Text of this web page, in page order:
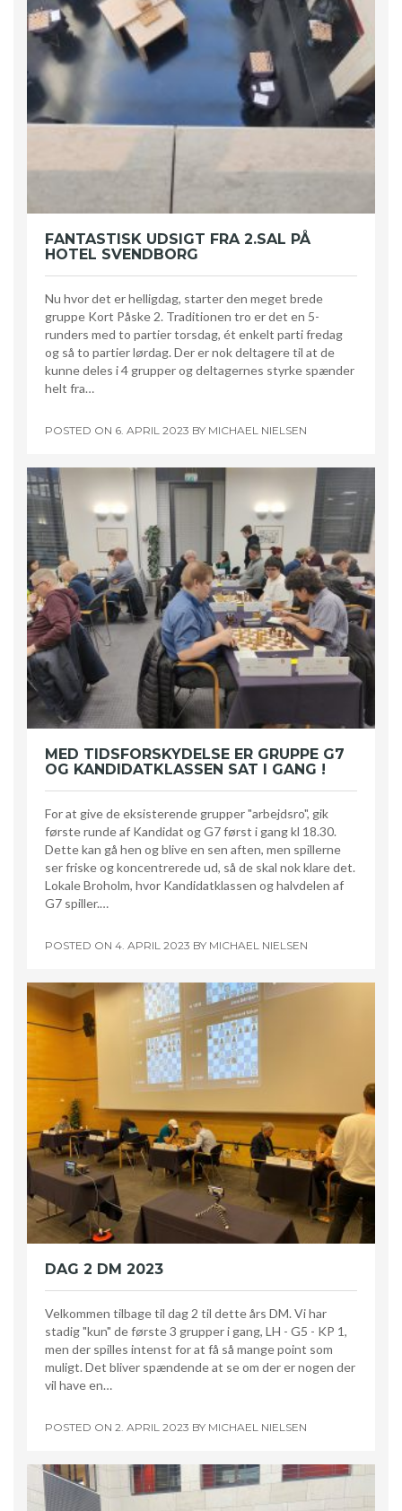
FANTASTISK UDSIGT FRA 2.SAL PÅ
HOTEL SVENDBORG
Nu hvor det er helligdag, starter den meget brede
gruppe Kort Påske 2. Traditionen tro er det en 5-
runders med to partier torsdag, ét enkelt parti fredag
og så to partier lørdag. Der er nok deltagere til at de
kunne deles i 4 grupper og deltagernes styrke spænder
helt fra…
POSTED ON 6. APRIL 2023 BY MICHAEL NIELSEN
MED TIDSFORSKYDELSE ER GRUPPE G7
OG KANDIDATKLASSEN SAT I GANG !
For at give de eksisterende grupper "arbejdsro", gik
første runde af Kandidat og G7 først i gang kl 18.30.
Dette kan gå hen og blive en sen aften, men spillerne
ser friske og koncentrerede ud, så de skal nok klare det.
Lokale Broholm, hvor Kandidatklassen og halvdelen af
G7 spiller.…
POSTED ON 4. APRIL 2023 BY MICHAEL NIELSEN
DAG 2 DM 2023
Velkommen tilbage til dag 2 til dette års DM. Vi har
stadig "kun" de første 3 grupper i gang, LH - G5 - KP 1,
men der spilles intenst for at få så mange point som
muligt. Det bliver spændende at se om der er nogen der
vil have en…
POSTED ON 2. APRIL 2023 BY MICHAEL NIELSEN